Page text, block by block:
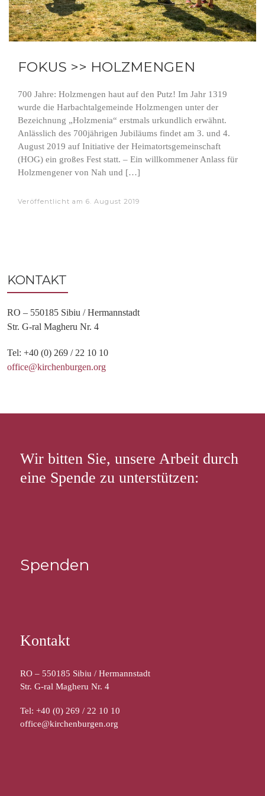
FOKUS >> HOLZMENGEN
700 Jahre: Holzmengen haut auf den Putz! Im Jahr 1319
wurde die Harbachtalgemeinde Holzmengen unter der
Bezeichnung „Holzmenia“ erstmals urkundlich erwähnt.
Anlässlich des 700jährigen Jubiläums findet am 3. und 4.
August 2019 auf Initiative der Heimatortsgemeinschaft
(HOG) ein großes Fest statt. – Ein willkommener Anlass für
Holzmengener von Nah und […]
Veröffentlicht am 6. August 2019
KONTAKT
RO – 550185 Sibiu / Hermannstadt
Str. G-ral Magheru Nr. 4
Tel: +40 (0) 269 / 22 10 10
office@kirchenburgen.org
Wir bitten Sie, unsere Arbeit durch
eine Spende zu unterstützen:
Spenden
Kontakt
RO – 550185 Sibiu / Hermannstadt
Str. G-ral Magheru Nr. 4
Tel: +40 (0) 269 / 22 10 10
office@kirchenburgen.org